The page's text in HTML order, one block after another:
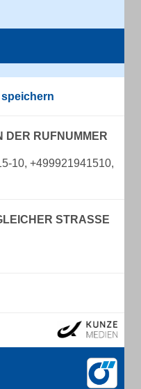
DER RUFNUMMER
10, +499921941510,
STRASSE